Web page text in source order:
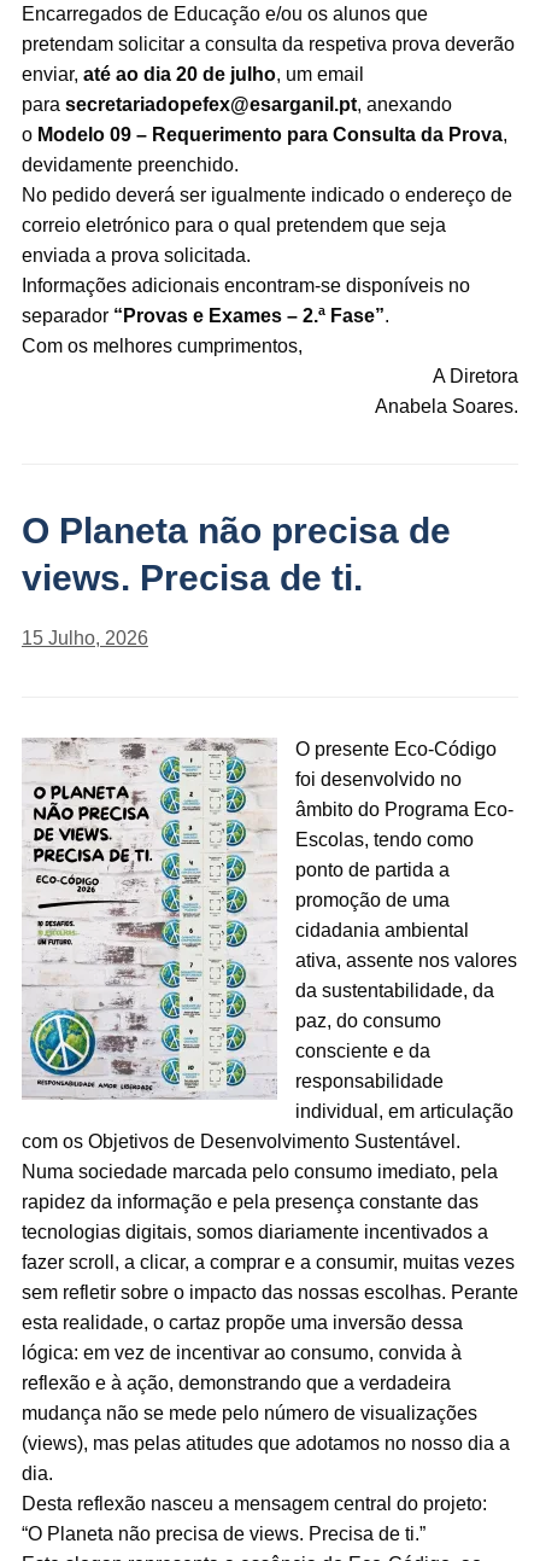
Encarregados de Educação e/ou os alunos que
pretendam solicitar a consulta da respetiva prova deverão
enviar, até ao dia 20 de julho, um email
para secretariadopefex@esarganil.pt, anexando
o Modelo 09 – Requerimento para Consulta da Prova,
devidamente preenchido.
No pedido deverá ser igualmente indicado o endereço de
correio eletrónico para o qual pretendem que seja
enviada a prova solicitada.
Informações adicionais encontram-se disponíveis no
separador “Provas e Exames – 2.ª Fase”.
Com os melhores cumprimentos,
A Diretora
Anabela Soares.
O Planeta não precisa de
views. Precisa de ti.
15 Julho, 2026
O presente Eco-Código
foi desenvolvido no
âmbito do Programa Eco-
Escolas, tendo como
ponto de partida a
promoção de uma
cidadania ambiental
ativa, assente nos valores
da sustentabilidade, da
paz, do consumo
consciente e da
responsabilidade
individual, em articulação
com os Objetivos de Desenvolvimento Sustentável.
Numa sociedade marcada pelo consumo imediato, pela
rapidez da informação e pela presença constante das
tecnologias digitais, somos diariamente incentivados a
fazer scroll, a clicar, a comprar e a consumir, muitas vezes
sem refletir sobre o impacto das nossas escolhas. Perante
esta realidade, o cartaz propõe uma inversão dessa
lógica: em vez de incentivar ao consumo, convida à
reflexão e à ação, demonstrando que a verdadeira
mudança não se mede pelo número de visualizações
(views), mas pelas atitudes que adotamos no nosso dia a
dia.
Desta reflexão nasceu a mensagem central do projeto:
“O Planeta não precisa de views. Precisa de ti.”